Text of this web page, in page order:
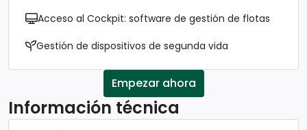
Acceso al Cockpit: software de gestión de flotas
Gestión de dispositivos de segunda vida
Empezar ahora
Información técnica